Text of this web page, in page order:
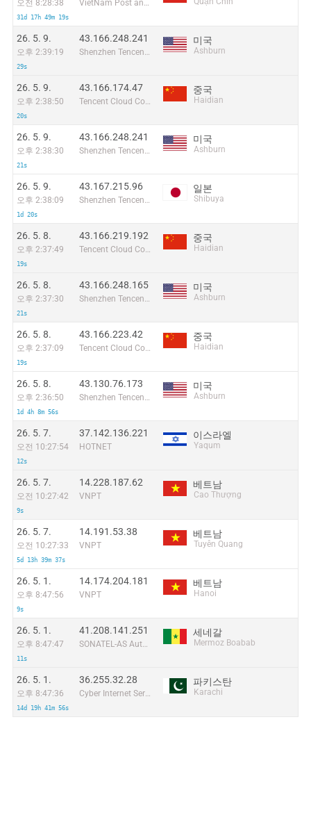
오전 8:28:38
31d 17h 49m 19s
VietNam Post and Telecom Corporation
26. 5. 9.
오후 2:39:19
29s
43.166.248.241
Shenzhen Tencent Computer Systems Company Limited
미국
Ashburn
26. 5. 9.
오후 2:38:50
20s
43.166.174.47
Tencent Cloud Computing (Beijing) Co
중국
Haidian
26. 5. 9.
오후 2:38:30
21s
43.166.248.241
Shenzhen Tencent Computer Systems Company Limited
미국
Ashburn
26. 5. 9.
오후 2:38:09
1d 20s
43.167.215.96
Shenzhen Tencent Computer Systems Company Limited
일본
Shibuya
26. 5. 8.
오후 2:37:49
19s
43.166.219.192
Tencent Cloud Computing (Beijing) Co
중국
Haidian
26. 5. 8.
오후 2:37:30
21s
43.166.248.165
Shenzhen Tencent Computer Systems Company Limited
미국
Ashburn
26. 5. 8.
오후 2:37:09
19s
43.166.223.42
Tencent Cloud Computing (Beijing) Co
중국
Haidian
26. 5. 8.
오후 2:36:50
1d 4h 8m 56s
43.130.76.173
Shenzhen Tencent Computer Systems Company Limited
미국
Ashburn
26. 5. 7.
오전 10:27:54
12s
37.142.136.221
HOTNET
이스라엘
Yaqum
26. 5. 7.
오전 10:27:42
9s
14.228.187.62
VNPT
베트남
Cao Thượng
26. 5. 7.
오전 10:27:33
5d 13h 39m 37s
14.191.53.38
VNPT
베트남
Tuyên Quang
26. 5. 1.
오후 8:47:56
9s
14.174.204.181
VNPT
베트남
Hanoi
26. 5. 1.
오후 8:47:47
11s
41.208.141.251
SONATEL-AS Autonomous System
세네갈
Mermoz Boabab
26. 5. 1.
오후 8:47:36
14d 19h 41m 56s
36.255.32.28
Cyber Internet Services Pakistan
파키스탄
Karachi